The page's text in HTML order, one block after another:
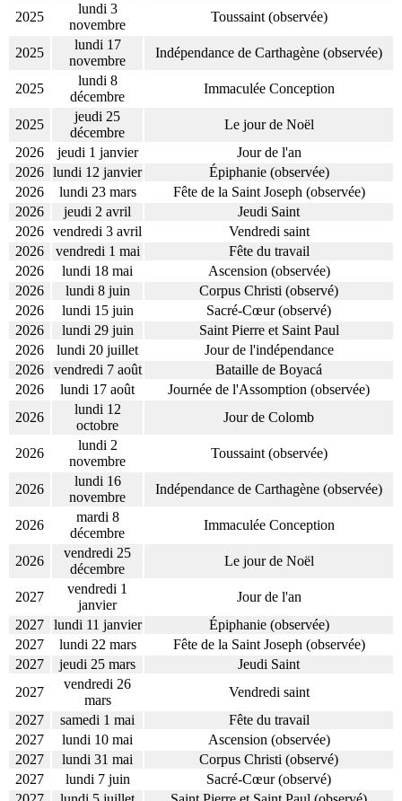
2025
lundi 3
novembre
Toussaint (observée)
2025
lundi 17
novembre
Indépendance de Carthagène (observée)
2025
lundi 8
décembre
Immaculée Conception
2025
jeudi 25
décembre
Le jour de Noël
2026
jeudi 1 janvier
Jour de l'an
2026 lundi 12 janvier
Épiphanie (observée)
2026
lundi 23 mars
Fête de la Saint Joseph (observée)
2026
jeudi 2 avril
Jeudi Saint
2026 vendredi 3 avril
Vendredi saint
2026
vendredi 1 mai
Fête du travail
2026
lundi 18 mai
Ascension (observée)
2026
lundi 8 juin
Corpus Christi (observé)
2026
lundi 15 juin
Sacré-Cœur (observé)
2026
lundi 29 juin
Saint Pierre et Saint Paul
2026
lundi 20 juillet
Jour de l'indépendance
2026
vendredi 7 août
Bataille de Boyacá
2026
lundi 17 août
Journée de l'Assomption (observée)
2026
lundi 12
octobre
Jour de Colomb
2026
lundi 2
novembre
Toussaint (observée)
2026
lundi 16
novembre
Indépendance de Carthagène (observée)
2026
mardi 8
décembre
Immaculée Conception
2026
vendredi 25
décembre
Le jour de Noël
2027
vendredi 1
janvier
Jour de l'an
2027
lundi 11 janvier
Épiphanie (observée)
2027
lundi 22 mars
Fête de la Saint Joseph (observée)
2027
jeudi 25 mars
Jeudi Saint
2027
vendredi 26
mars
Vendredi saint
2027
samedi 1 mai
Fête du travail
2027
lundi 10 mai
Ascension (observée)
2027
lundi 31 mai
Corpus Christi (observé)
2027
lundi 7 juin
Sacré-Cœur (observé)